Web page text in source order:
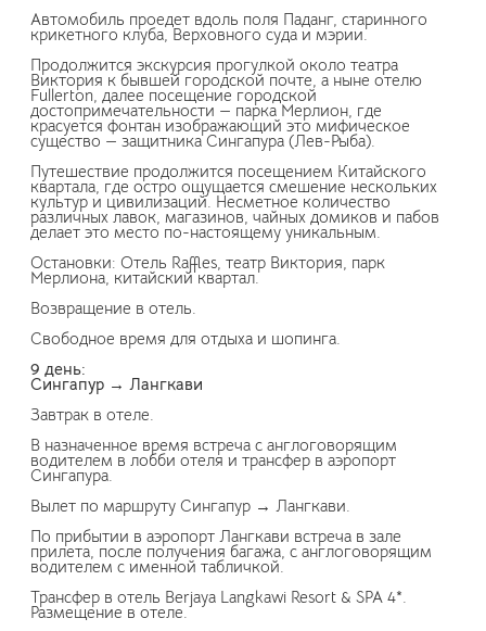
Автомобиль проедет вдоль поля Паданг, старинного
крикетного клуба, Верховного суда и мэрии.
Продолжится экскурсия прогулкой около театра
Виктория к бывшей городской почте, а ныне отелю
Fullerton, далее посещение городской
достопримечательности — парка Мерлион, где
красуется фонтан изображающий это мифическое
существо — защитника Сингапура (Лев-Рыба).
Путешествие продолжится посещением Китайского
квартала, где остро ощущается смешение нескольких
культур и цивилизаций. Несметное количество
различных лавок, магазинов, чайных домиков и пабов
делает это место по-настоящему уникальным.
Остановки: Отель Raffles, театр Виктория, парк
Мерлиона, китайский квартал.
Возвращение в отель.
Свободное время для отдыха и шопинга.
9 день:
Сингапур → Лангкави
Завтрак в отеле.
В назначенное время встреча с англоговорящим
водителем в лобби отеля и трансфер в аэропорт
Сингапура.
Вылет по маршруту Сингапур → Лангкави.
По прибытии в аэропорт Лангкави встреча в зале
прилета, после получения багажа, с англоговорящим
водителем с именной табличкой.
Трансфер в отель Berjaya Langkawi Resort & SPA 4*.
Размещение в отеле.